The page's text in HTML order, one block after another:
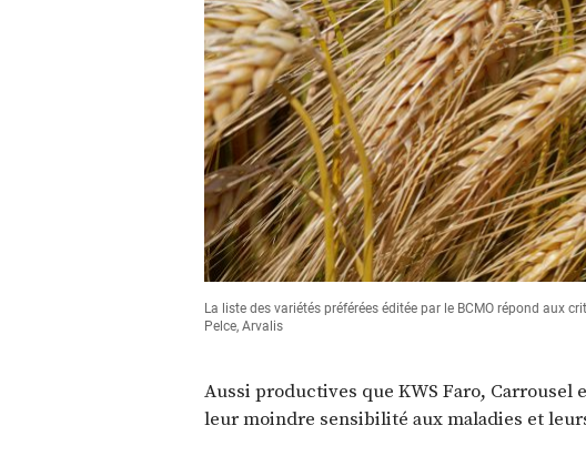
La liste des variétés préférées éditée par le BCMO répond aux
Pelce, Arvalis
Aussi productives que KWS Faro, Carrousel
leur moindre sensibilité aux maladies et